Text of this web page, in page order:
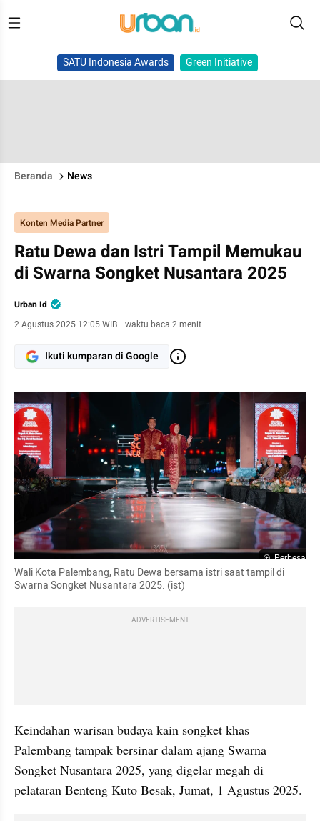
SATU Indonesia Awards Green Initiative
Beranda News
Konten Media Partner
Ratu Dewa dan Istri Tampil Memukau
di Swarna Songket Nusantara 2025
Urban Id
2 Agustus 2025 12:05 WIB · waktu baca 2 menit
Ikuti kumparan di Google
Perbesar
Wali Kota Palembang, Ratu Dewa bersama istri saat tampil di
Swarna Songket Nusantara 2025. (ist)
ADVERTISEMENT
Keindahan warisan budaya kain songket khas
Palembang tampak bersinar dalam ajang Swarna
Songket Nusantara 2025, yang digelar megah di
pelataran Benteng Kuto Besak, Jumat, 1 Agustus 2025.